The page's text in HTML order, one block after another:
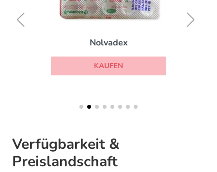
Nolvadex
KAUFEN
Verfügbarkeit &
Preislandschaft